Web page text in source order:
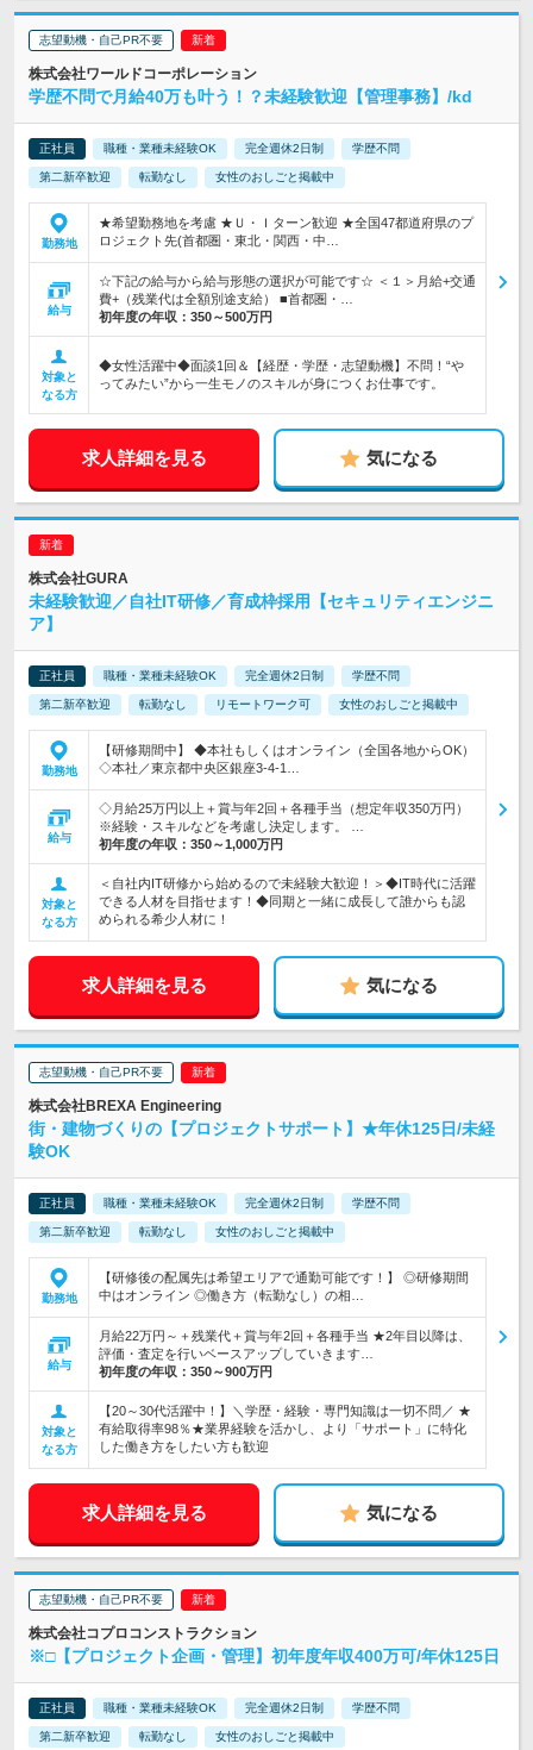
志望動機・自己PR不要
株式会社ワールドコーポレーション
学歴不問で月給40万も叶う！？未経験歓迎【管理事務】/kd
正社員 職種・業種未経験OK 完全週休2日制 学歴不問
第二新卒歓迎 転勤なし 女性のおしごと掲載中
勤務地
★希望勤務地を考慮 ★Ｕ・Ｉターン歓迎 ★全国47都道府県のプ
ロジェクト先(首都圏・東北・関西・中…
給与
☆下記の給与から給与形態の選択が可能です☆ ＜１＞月給+交通
費+（残業代は全額別途支給） ■首都圏・…
初年度の年収： 350～500万円
対象と
なる方
◆女性活躍中◆面談1回＆【経歴・学歴・志望動機】不問！“や
ってみたい”から一生モノのスキルが身につくお仕事です。
求人詳細を見る 気になる
株式会社GURA
未経験歓迎／自社IT研修／育成枠採用【セキュリティエンジニ
ア】
正社員 職種・業種未経験OK 完全週休2日制 学歴不問
第二新卒歓迎 転勤なし リモートワーク可 女性のおしごと掲載中
勤務地
【研修期間中】 ◆本社もしくはオンライン（全国各地からOK）
◇本社／東京都中央区銀座3-4-1…
給与
◇月給25万円以上＋賞与年2回＋各種手当（想定年収350万円）
※経験・スキルなどを考慮し決定します。 …
初年度の年収： 350～1,000万円
対象と
なる方
＜自社内IT研修から始めるので未経験大歓迎！＞◆IT時代に活躍
できる人材を目指せます！◆同期と一緒に成長して誰からも認
められる希少人材に！
求人詳細を見る 気になる
志望動機・自己PR不要
株式会社BREXA Engineering
街・建物づくりの【プロジェクトサポート】★年休125日/未経
験OK
正社員 職種・業種未経験OK 完全週休2日制 学歴不問
第二新卒歓迎 転勤なし 女性のおしごと掲載中
勤務地
【研修後の配属先は希望エリアで通勤可能です！】 ◎研修期間
中はオンライン ◎働き方（転勤なし）の相…
給与
月給22万円～＋残業代＋賞与年2回＋各種手当 ★2年目以降は、
評価・査定を行いベースアップしていきます…
初年度の年収： 350～900万円
対象と
なる方
【20～30代活躍中！】＼学歴・経験・専門知識は一切不問／ ★
有給取得率98％★業界経験を活かし、より「サポート」に特化
した働き方をしたい方も歓迎
求人詳細を見る 気になる
志望動機・自己PR不要
株式会社コプロコンストラクション
※□【プロジェクト企画・管理】初年度年収400万可/年休125日
正社員 職種・業種未経験OK 完全週休2日制 学歴不問
第二新卒歓迎 転勤なし 女性のおしごと掲載中